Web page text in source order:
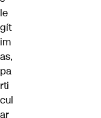
le
gít
im
as,
pa
rti
cul
ar